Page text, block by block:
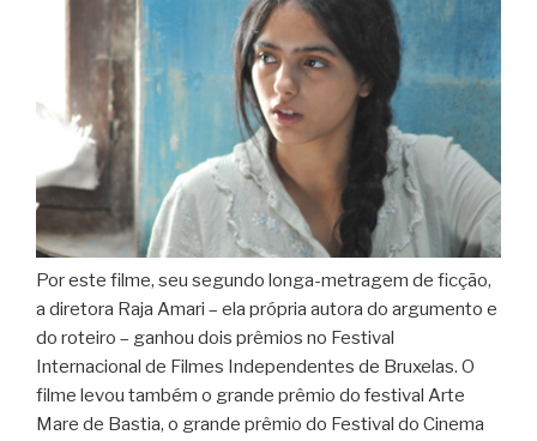
Por este filme, seu segundo longa-metragem de ficção,
a diretora Raja Amari – ela própria autora do argumento e
do roteiro – ganhou dois prêmios no Festival
Internacional de Filmes Independentes de Bruxelas. O
filme levou também o grande prêmio do festival Arte
Mare de Bastia, o grande prêmio do Festival do Cinema